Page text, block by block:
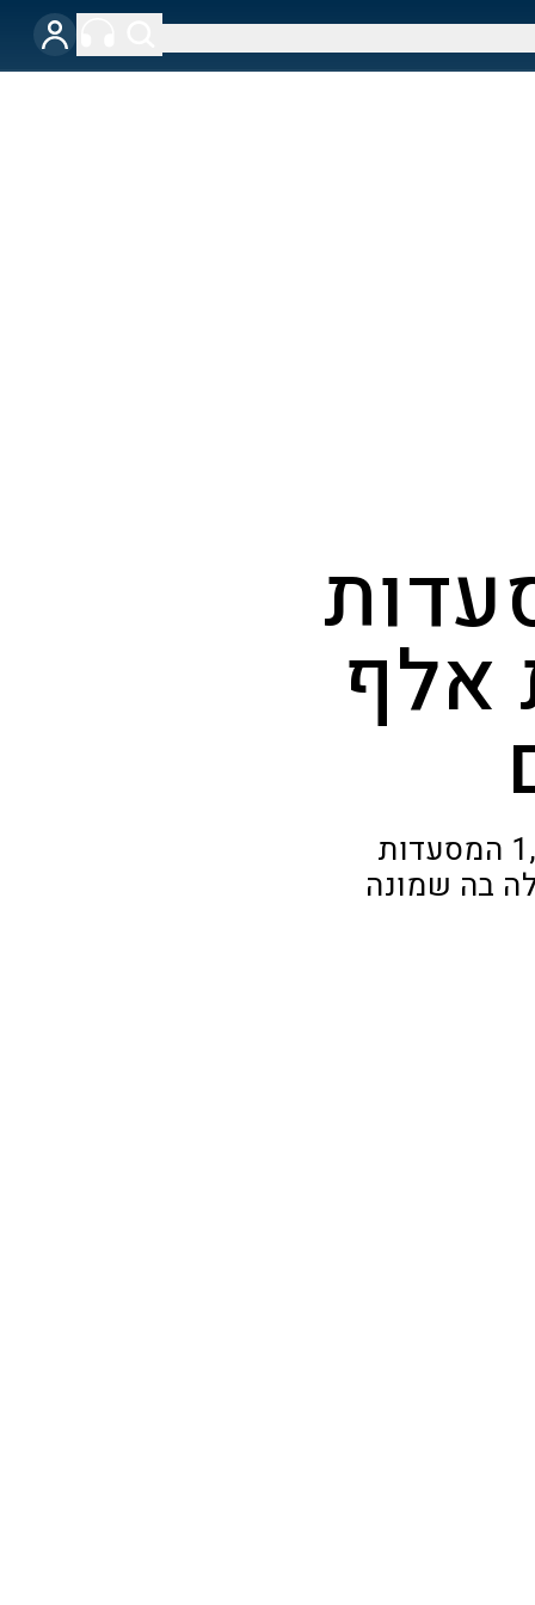
8 מסעדות
אלף
רשימת La Liste הצרפתית, המדרגת מדי שנה את 1,000 המסעדות
פרסמה את הרשימה לשנת 2025 וכללה בה שמונה